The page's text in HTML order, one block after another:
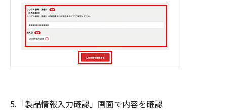
5.「製品情報入力確認」画面で内容を確認